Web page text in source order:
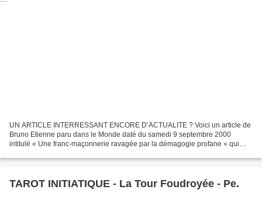
UN ARTICLE INTERRESSANT ENCORE D’ACTUALITE ? Voici un article de
Bruno Etienne paru dans le Monde daté du samedi 9 septembre 2000
intitulé « Une franc-maçonnerie ravagée par la démagogie profane » qui
TAROT INITIATIQUE - La Tour Foudroyée - Pe.